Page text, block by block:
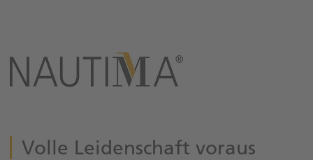
Volle Leidenschaft voraus